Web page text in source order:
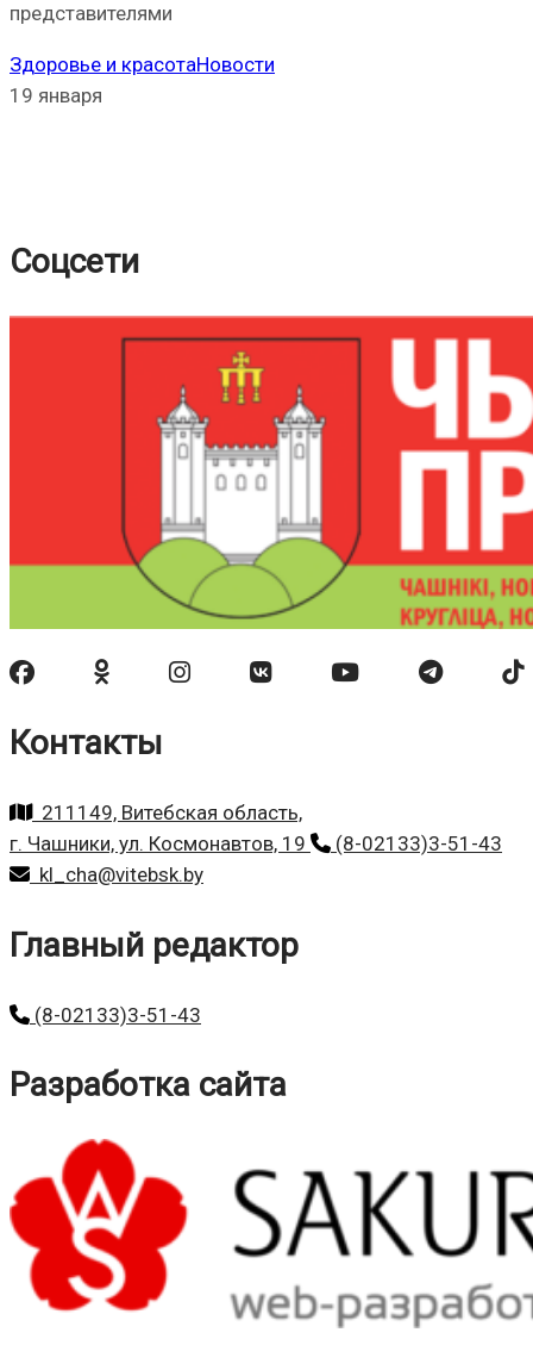
представителями
Здоровье и красотаНовости
19 января
Соцсети
Контакты
211149, Витебская область,
г. Чашники, ул. Космонавтов, 19
(8-02133)3-51-43
kl_cha@vitebsk.by
Главный редактор
(8-02133)3-51-43
Разработка сайта